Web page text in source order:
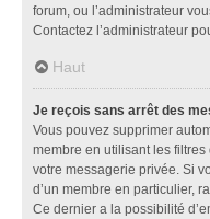
forum, ou l’administrateur
Contactez l’administrateur
Haut
Je reçois sans arrêt des
Vous pouvez supprimer
membre en utilisant les
votre messagerie privée. Si
d’un membre en particulier,
Ce dernier a la possibilité